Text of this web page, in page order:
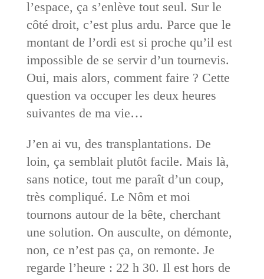
l’espace, ça s’enlève tout seul. Sur le
côté droit, c’est plus ardu. Parce que le
montant de l’ordi est si proche qu’il est
impossible de se servir d’un tournevis.
Oui, mais alors, comment faire ? Cette
question va occuper les deux heures
suivantes de ma vie…
J’en ai vu, des transplantations. De
loin, ça semblait plutôt facile. Mais là,
sans notice, tout me paraît d’un coup,
très compliqué. Le Nôm et moi
tournons autour de la bête, cherchant
une solution. On ausculte, on démonte,
non, ce n’est pas ça, on remonte. Je
regarde l’heure : 22 h 30. Il est hors de